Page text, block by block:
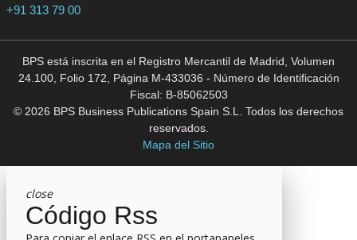
+91 313 79 00
BPS está inscrita en el Registro Mercantil de Madrid, Volumen
24.100, Folio 172, Página M-433036 - Número de Identificación
Fiscal: B-85062503
© 2026 BPS Business Publications Spain S.L. Todos los derechos
reservados.
Mapa del Sitio
close
Código Rss